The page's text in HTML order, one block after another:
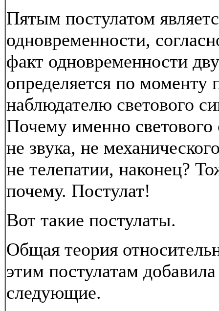
Пятым постулатом
одновременности,
факт одновременности
определяется по моменту
наблюдателю светового
Почему именно светового
не звука, не
не телепатии, наконец?
почему. Постулат!
Вот такие постулаты.
Общая теория
этим постулатам добавила
следующие.